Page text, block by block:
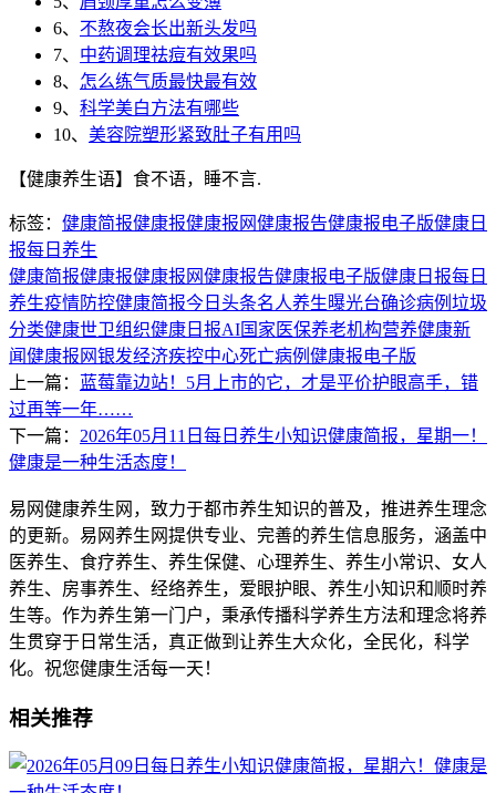
6、 不熬夜会长出新头发吗
7、 中药调理祛痘有效果吗
8、 怎么练气质最快最有效
9、 科学美白方法有哪些
10、 美容院塑形紧致肚子有用吗
【健康养生语】食不语，睡不言.
标签： 健康简报健康报健康报网健康报告健康报电子版健康日
报每日养生
健康简报健康报健康报网健康报告健康报电子版健康日报每日
养生疫情防控健康简报今日头条名人养生曝光台确诊病例 垃圾
分类健康世卫组织健康日报AI国家医保养老机构营养健康新
闻健康报网银发经济疾控中心死亡病例 健康报电子版
上一篇：
蓝莓靠边站！5月上市的它，才是平价护眼高手，错
过再等一年……
下一篇： 2026年05月11日每日养生小知识健康简报，星期一！
健康是一种生活态度！
易网健康养生网，致力于都市养生知识的普及，推进养生理念
的更新。易网养生网提供专业、完善的养生信息服务，涵盖中
医养生、食疗养生、养生保健、心理养生、养生小常识、女人
养生、房事养生、经络养生，爱眼护眼、养生小知识和顺时养
生等。作为养生第一门户，秉承传播科学养生方法和理念将养
生贯穿于日常生活，真正做到让养生大众化，全民化，科学
化。祝您健康生活每一天！
相关推荐